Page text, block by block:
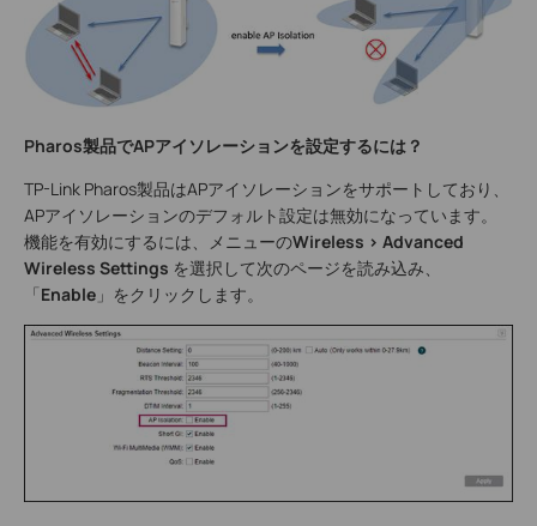
Pharos製品でAPアイソレーションを設定するには？
TP-Link Pharos製品はAPアイソレーションをサポートしており、
APアイソレーションのデフォルト設定は無効になっています。
機能を有効にするには、メニューのWireless > Advanced
Wireless Settings を選択して次のページを読み込み、
「Enable 」をクリックします。